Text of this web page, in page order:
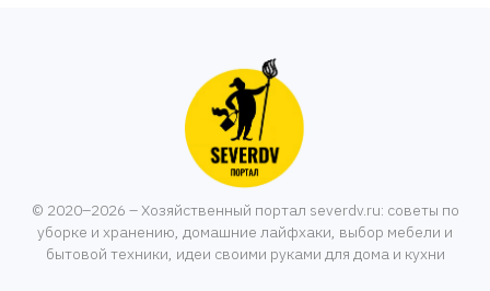
© 2020–2026 – Хозяйственный портал severdv.ru: советы по
уборке и хранению, домашние лайфхаки, выбор мебели и
бытовой техники, идеи своими руками для дома и кухни